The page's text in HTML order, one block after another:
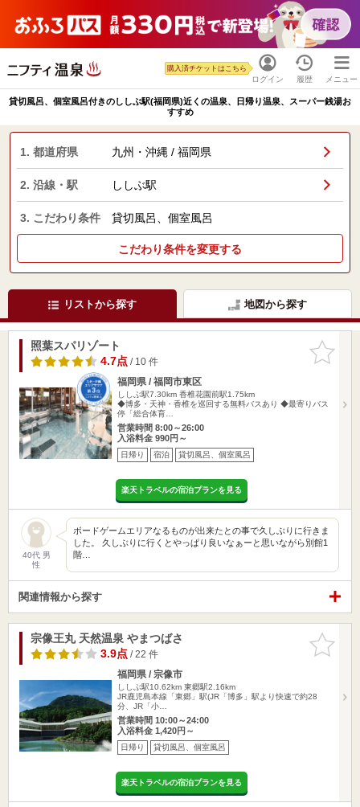
ログイン
購入済チケットはこちら
履歴 メニュー
貸切風呂、個室風呂付きのししぶ駅(福岡県)近くの温泉、日帰り温泉、スーパー銭湯お
すすめ
1. 都道府県 九州・沖縄 / 福岡県
2. 沿線・駅 ししぶ駅
3. こだわり条件 貸切風呂、個室風呂
こだわり条件を変更する
リストから探す 地図から探す
お気に入
りに追加
照葉スパリゾート
4.7点/ 10 件
福岡県 / 福岡市東区
ししぶ駅7.30km 香椎花園前駅1.75km
◆博多・天神・香椎を巡回する無料バスあり ◆最寄りバス
停「総合体育…
営業時間 8:00～26:00
入浴料金 990円～
日帰り 宿泊 貸切風呂、個室風呂
楽天トラベルの宿泊プランを見る
40代 男
性
ボードゲームエリアなるものが出来たとの事で久しぶりに行きま
した。 久しぶりに行くとやっぱり良いなぁーと思いながら別館1
階…
関連情報から探す
お気に入
りに追加
宗像王丸 天然温泉 やまつばさ
3.9点/ 22 件
福岡県 / 宗像市
ししぶ駅10.62km 東郷駅2.16km
JR鹿児島本線「東郷」駅(JR「博多」駅より快速で約28
分、JR「小…
営業時間 10:00～24:00
入浴料金 1,420円～
日帰り 貸切風呂、個室風呂
楽天トラベルの宿泊プランを見る